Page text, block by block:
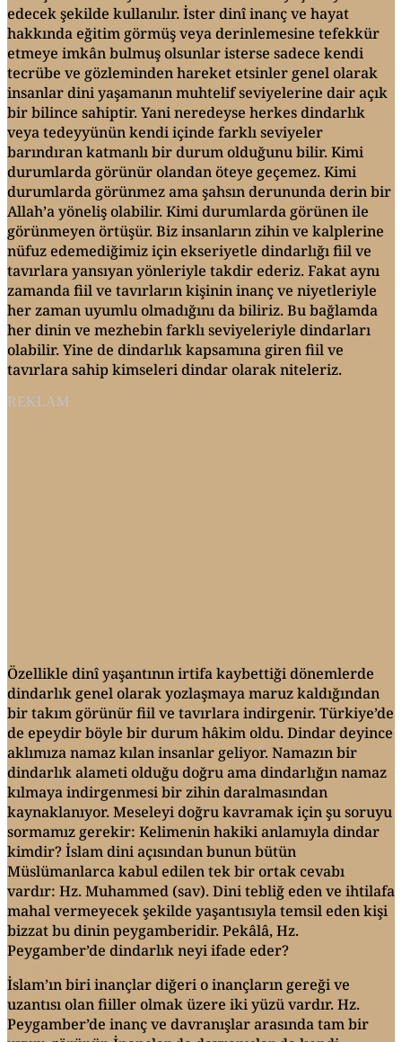
edecek şekilde kullanılır. İster dinî inanç ve hayat
hakkında eğitim görmüş veya derinlemesine tefekkür
etmeye imkân bulmuş olsunlar isterse sadece kendi
tecrübe ve gözleminden hareket etsinler genel olarak
insanlar dini yaşamanın muhtelif seviyelerine dair açık
bir bilince sahiptir. Yani neredeyse herkes dindarlık
veya tedeyyünün kendi içinde farklı seviyeler
barındıran katmanlı bir durum olduğunu bilir. Kimi
durumlarda görünür olandan öteye geçemez. Kimi
durumlarda görünmez ama şahsın derununda derin bir
Allah’a yöneliş olabilir. Kimi durumlarda görünen ile
görünmeyen örtüşür. Biz insanların zihin ve kalplerine
nüfuz edemediğimiz için ekseriyetle dindarlığı fiil ve
tavırlara yansıyan yönleriyle takdir ederiz. Fakat aynı
zamanda fiil ve tavırların kişinin inanç ve niyetleriyle
her zaman uyumlu olmadığını da biliriz. Bu bağlamda
her dinin ve mezhebin farklı seviyeleriyle dindarları
olabilir. Yine de dindarlık kapsamına giren fiil ve
tavırlara sahip kimseleri dindar olarak niteleriz.
REKLAM
Özellikle dinî yaşantının irtifa kaybettiği dönemlerde
dindarlık genel olarak yozlaşmaya maruz kaldığından
bir takım görünür fiil ve tavırlara indirgenir. Türkiye’de
de epeydir böyle bir durum hâkim oldu. Dindar deyince
aklımıza namaz kılan insanlar geliyor. Namazın bir
dindarlık alameti olduğu doğru ama dindarlığın namaz
kılmaya indirgenmesi bir zihin daralmasından
kaynaklanıyor. Meseleyi doğru kavramak için şu soruyu
sormamız gerekir: Kelimenin hakiki anlamıyla dindar
kimdir? İslam dini açısından bunun bütün
Müslümanlarca kabul edilen tek bir ortak cevabı
vardır: Hz. Muhammed (sav). Dini tebliğ eden ve ihtilafa
mahal vermeyecek şekilde yaşantısıyla temsil eden kişi
bizzat bu dinin peygamberidir. Pekâlâ, Hz.
Peygamber’de dindarlık neyi ifade eder?
İslam’ın biri inançlar diğeri o inançların gereği ve
uzantısı olan fiiller olmak üzere iki yüzü vardır. Hz.
Peygamber’de inanç ve davranışlar arasında tam bir